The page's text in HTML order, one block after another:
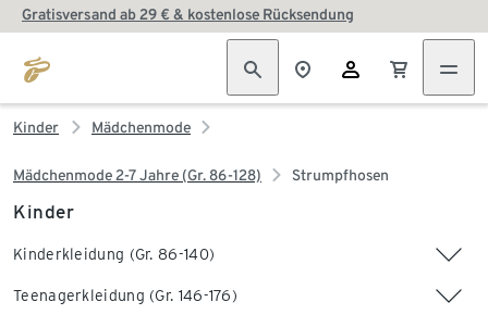
Gratisversand ab 29 € & kostenlose Rücksendung
Kinder Mädchenmode
Mädchenmode 2-7 Jahre (Gr. 86-128) Strumpfhosen
Kinder
Kinderkleidung (Gr. 86-140)
Teenagerkleidung (Gr. 146-176)